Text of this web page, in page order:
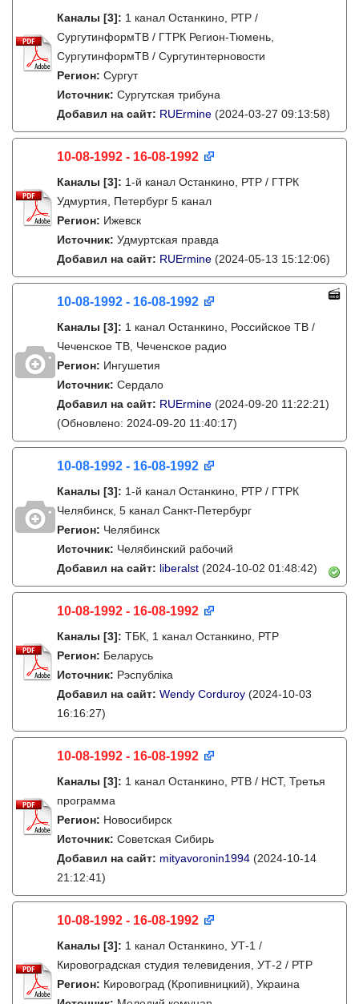
Каналы [3]: 1 канал Останкино, РТР /
СургутинформТВ / ГТРК Регион-Тюмень,
СургутинформТВ / Сургутинтерновости
Регион: Сургут
Источник: Сургутская трибуна
Добавил на сайт: RUErmine (2024-03-27 09:13:58)
10-08-1992 - 16-08-1992
Каналы [3]: 1-й канал Останкино, РТР / ГТРК
Удмуртия, Петербург 5 канал
Регион: Ижевск
Источник: Удмуртская правда
Добавил на сайт: RUErmine (2024-05-13 15:12:06)
10-08-1992 - 16-08-1992
Каналы [3]: 1 канал Останкино, Российское ТВ /
Чеченское ТВ, Чеченское радио
Регион: Ингушетия
Источник: Сердало
Добавил на сайт: RUErmine (2024-09-20 11:22:21)
(Обновлено: 2024-09-20 11:40:17)
10-08-1992 - 16-08-1992
Каналы [3]: 1-й канал Останкино, РТР / ГТРК
Челябинск, 5 канал Санкт-Петербург
Регион: Челябинск
Источник: Челябинский рабочий
Добавил на сайт: liberalst (2024-10-02 01:48:42)
10-08-1992 - 16-08-1992
Каналы [3]: ТБК, 1 канал Останкино, РТР
Регион: Беларусь
Источник: Рэспубліка
Добавил на сайт: Wendy Corduroy (2024-10-03
16:16:27)
10-08-1992 - 16-08-1992
Каналы [3]: 1 канал Останкино, РТВ / НСТ, Третья
программа
Регион: Новосибирск
Источник: Советская Сибирь
Добавил на сайт: mityavoronin1994 (2024-10-14
21:12:41)
10-08-1992 - 16-08-1992
Каналы [3]: 1 канал Останкино, УТ-1 /
Кировоградская студия телевидения, УТ-2 / РТР
Регион: Кировоград (Кропивницкий), Украина